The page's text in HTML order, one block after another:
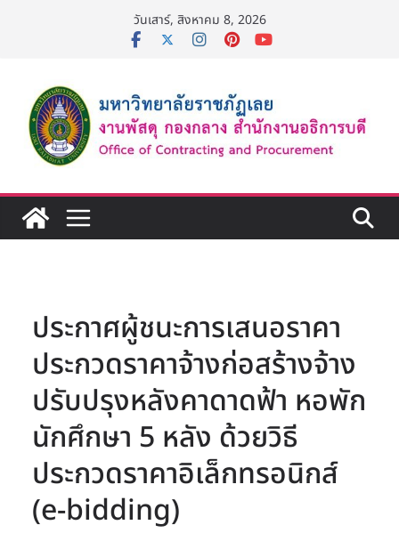
วันเสาร์, สิงหาคม 8, 2026
ประกาศผู้ชนะการเสนอราคา
ประกวดราคาจ้างก่อสร้างจ้าง
ปรับปรุงหลังคาดาดฟ้า หอพัก
นักศึกษา 5 หลัง ด้วยวิธี
ประกวดราคาอิเล็กทรอนิกส์
(e-bidding)